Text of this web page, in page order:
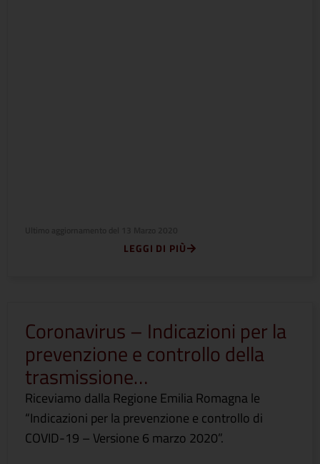
LEGGI DI PIÙ
Coronavirus – Indicazioni per la
prevenzione e controllo della
trasmissione…
Riceviamo dalla Regione Emilia Romagna le
“Indicazioni per la prevenzione e controllo di
COVID-19 – Versione 6 marzo 2020”.